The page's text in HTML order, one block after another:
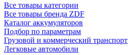
Все товары категории
Все товары бренда ZDF
Каталог аккумуляторов
Подбор по параметрам
Грузовой и коммерческий транспорт
Легковые автомобили